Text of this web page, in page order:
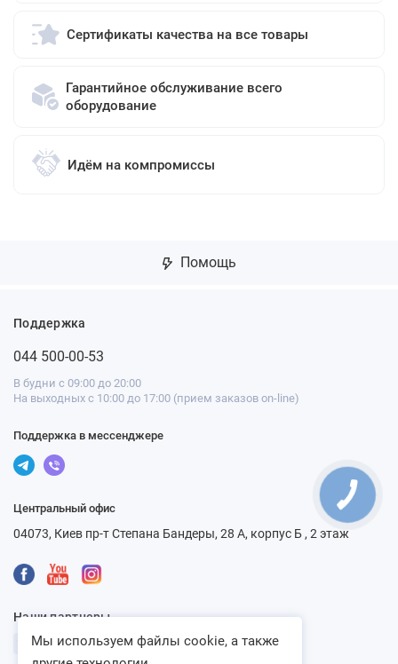
Сертификаты качества на все товары
Гарантийное обслуживание всего
оборудование
Идём на компромиссы
Помощь
Поддержка
044 500-00-53
В будни с 09:00 до 20:00
На выходных с 10:00 до 17:00 (прием заказов on-line)
Поддержка в мессенджере
Центральный офис
04073, Киев пр-т Степана Бандеры, 28 А, корпус Б , 2 этаж
Наши партнеры
Мы используем файлы cookie, а также